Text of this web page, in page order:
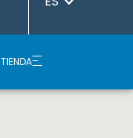
TIENDA